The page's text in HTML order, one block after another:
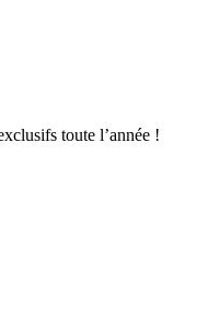
toute l’année !